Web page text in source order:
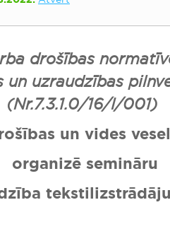
drošības
un uzraudzības
(Nr.7.3.1.0/16/I/001)
un vides
organizē semināru